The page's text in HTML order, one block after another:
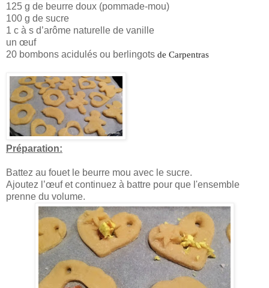
125 g de beurre doux (pommade-mou)
100 g de sucre
1 c à s d’arôme naturelle de vanille
un œuf
20 bombons acidulés ou berlingots de Carpentras
Préparation:
Battez au fouet le beurre mou avec le sucre.
Ajoutez l’œuf et continuez à battre pour que l'ensemble
prenne du volume.